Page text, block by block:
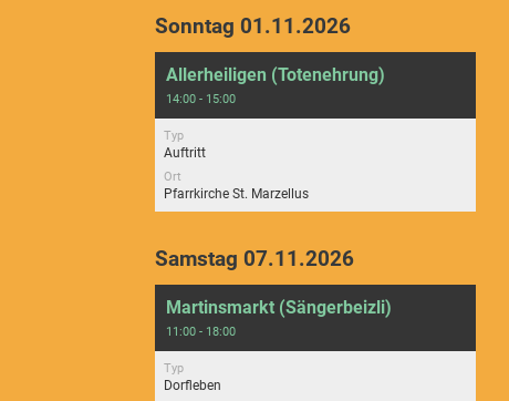
Sonntag 01.11.2026
Allerheiligen (Totenehrung)
14:00 - 15:00
Typ
Auftritt
Ort
Pfarrkirche St. Marzellus
Samstag 07.11.2026
Martinsmarkt (Sängerbeizli)
11:00 - 18:00
Typ
Dorfleben